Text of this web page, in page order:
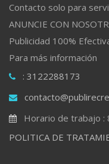
Contacto solo para
ANUNCIE CON
Publicidad 100%
Para más información
: 3122288173
Horario de trabajo :
POLITICA DE